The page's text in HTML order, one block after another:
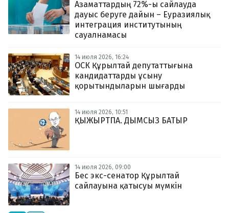
Азаматтардың 72%-ы сайлауда
дауыс беруге дайын – Еуразиялық
интеграция институтының
сауалнамасы
14 июля 2026, 16:24
ОСК Құрылтай депутаттығына
кандидаттарды ұсыну
қорытындыларын шығарды
14 июля 2026, 10:51
ҚЫЖЫРТПА. ДЫМСЫЗ БАТЫР
14 июля 2026, 09:00
Бес экс-сенатор Құрылтай
сайлауына қатысуы мүмкін